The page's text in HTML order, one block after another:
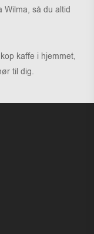
Wilma, så du altid
kaffe i hjemmet,
til dig.